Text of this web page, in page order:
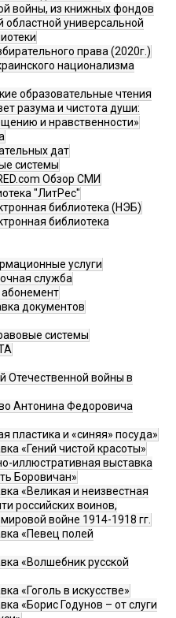
войны, из книжных фондов
областной универсальной
права (2020г.)
национализма
образовательные чтения
разума и чистота души:
и нравственности»
дат
системы
Обзор СМИ
"ЛитРес"
библиотека (НЭБ)
библиотека
услуги
служба
документов
системы
Отечественной войны в
Антонина Федоровича
пластика и «синяя» посуда»
«Гений чистой красоты»
иллюстративная выставка
Боровичан»
«Великая и неизвестная
российских воинов,
войне 1914-1918 гг.
«Певец полей
«Волшебник русской
«Гоголь в искусстве»
«Борис Годунов – от слуги